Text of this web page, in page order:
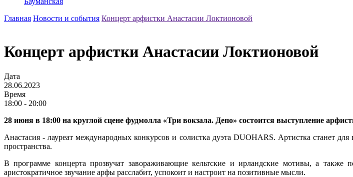
Главная Новости и события Концерт арфистки Анастасии Локтионовой
Концерт арфистки Анастасии Локтионовой
Дата
28.06.2023
Время
18:00 - 20:00
28 июня в 18:00 на круглой сцене фудмолла «Три вокзала. Депо» состоится выступление
Анастасия - лауреат международных конкурсов и солистка дуэта DUOHARS. Артистка станет
пространства.
В программе концерта прозвучат завораживающие кельтские и ирландские мотивы, а
аристократичное звучание арфы расслабит, успокоит и настроит на позитивные мысли.